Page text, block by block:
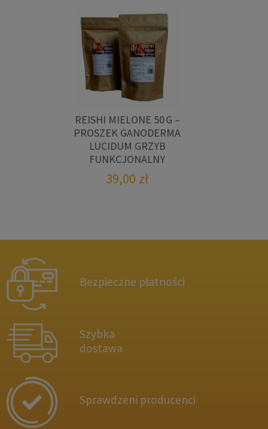
REISHI MIELONE 50 G –
PROSZEK GANODERMA
LUCIDUM GRZYB
FUNKCJONALNY
39,00 zł
Bezpieczne płatności
Szybka
dostawa
Sprawdzeni producenci